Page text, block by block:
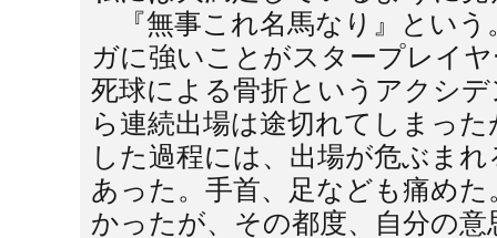
『無事これ名馬なり』という
ガに強いことがスタープレイ
死球による骨折というアクシ
ら連続出場は途切れてしまっ
した過程には、出場が危ぶま
あった。手首、足なども痛め
かったが、その都度、自分の